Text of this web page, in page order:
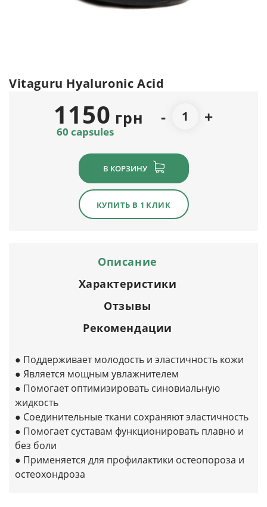
Vitaguru Hyaluronic Acid
1150 грн
60 capsules
- +
В КОРЗИНУ
КУПИТЬ В 1 КЛИК
Описание
Характеристики
Отзывы
Рекомендации
● Поддерживает молодость и эластичность кожи
● Является мощным увлажнителем
● Помогает оптимизировать синовиальную
жидкость
● Соединительные ткани сохраняют эластичность
● Помогает суставам функционировать плавно и
без боли
● Применяется для профилактики остеопороза и
остеохондроза